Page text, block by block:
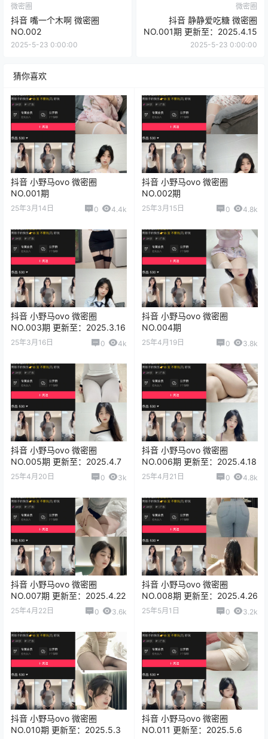
微密圈
抖音 嘴一个木啊 微密圈
NO.002
2025-5-23 0:00:00
微密圈
抖音 静静爱吃糖 微密圈
NO.001期 更新至：2025.4.15
2025-5-23 0:00:00
猜你喜欢
抖音 小野马ovo 微密圈
NO.001期
25年3月14日 0 4.4k
抖音 小野马ovo 微密圈
NO.002期
25年3月15日 0 4.8k
抖音 小野马ovo 微密圈
NO.003期 更新至：2025.3.16
25年3月16日 0 4k
抖音 小野马ovo 微密圈
NO.004期
25年4月19日 0 3.8k
抖音 小野马ovo 微密圈
NO.005期 更新至：2025.4.7
25年4月20日 0 3k
抖音 小野马ovo 微密圈
NO.006期 更新至：2025.4.18
25年4月21日 0 4.8k
抖音 小野马ovo 微密圈
NO.007期 更新至：2025.4.22
25年4月22日 0 3.6k
抖音 小野马ovo 微密圈
NO.008期 更新至：2025.4.26
25年5月1日 0 3.2k
抖音 小野马ovo 微密圈
NO.010期 更新至：2025.5.3
抖音 小野马ovo 微密圈
NO.011 更新至：2025.5.6